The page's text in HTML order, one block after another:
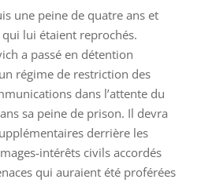
une peine de quatre ans et
lui étaient reprochés.
a passé en détention
régime de restriction des
dans l’attente du
sa peine de prison. Il devra
derrière les
intérêts civils accordés
qui auraient été proférées